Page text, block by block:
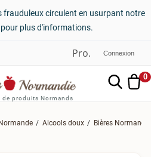
frauduleux circulent en usurpant notre
plus d'informations.
Connexion
de produits Normands
0
Alcools doux Bières